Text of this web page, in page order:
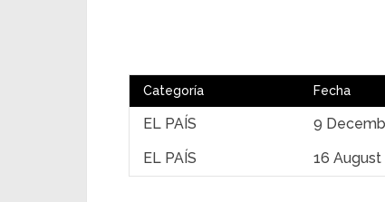
Categoría Fecha
EL PAÍS 9
EL PAÍS
16 August